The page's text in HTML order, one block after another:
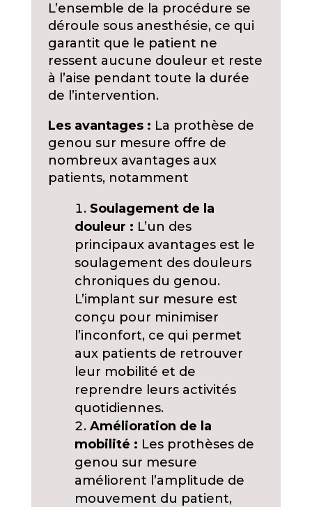
L’ensemble de la procédure se
déroule sous anesthésie, ce qui
garantit que le patient ne
ressent aucune douleur et reste
à l’aise pendant toute la durée
de l’intervention.
Les avantages : La prothèse de
genou sur mesure offre de
nombreux avantages aux
patients, notamment
Soulagement de la
douleur : L’un des
principaux avantages est le
soulagement des douleurs
chroniques du genou.
L’implant sur mesure est
conçu pour minimiser
l’inconfort, ce qui permet
aux patients de retrouver
leur mobilité et de
reprendre leurs activités
quotidiennes.
Amélioration de la
mobilité : Les prothèses de
genou sur mesure
améliorent l’amplitude de
mouvement du patient,